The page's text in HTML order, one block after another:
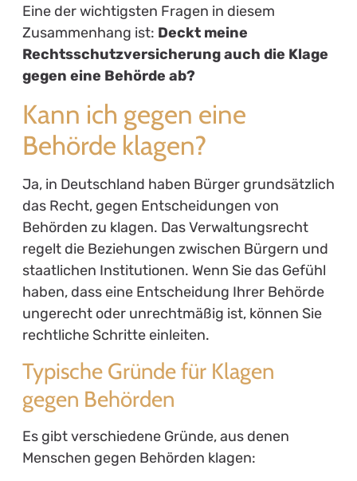
Eine der wichtigsten Fragen in diesem
Zusammenhang ist: Deckt meine
Rechtsschutzversicherung auch die Klage
gegen eine Behörde ab?
Kann ich gegen eine
Behörde klagen?
Ja, in Deutschland haben Bürger grundsätzlich
das Recht, gegen Entscheidungen von
Behörden zu klagen. Das Verwaltungsrecht
regelt die Beziehungen zwischen Bürgern und
staatlichen Institutionen. Wenn Sie das Gefühl
haben, dass eine Entscheidung Ihrer Behörde
ungerecht oder unrechtmäßig ist, können Sie
rechtliche Schritte einleiten.
Typische Gründe für Klagen
gegen Behörden
Es gibt verschiedene Gründe, aus denen
Menschen gegen Behörden klagen: